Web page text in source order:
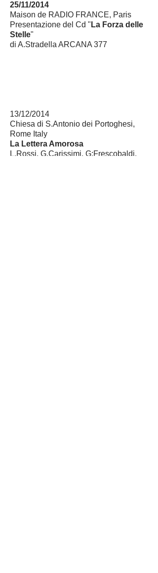
25/11/2014
Maison de RADIO FRANCE, Paris
Presentazione del Cd " La Forza delle
Stelle"
di A.Stradella ARCANA 377
13/12/2014
Chiesa di S.Antonio dei Portoghesi,
Rome Italy
La Lettera Amorosa
L.Rossi, G.Carissimi, G:Frescobaldi.